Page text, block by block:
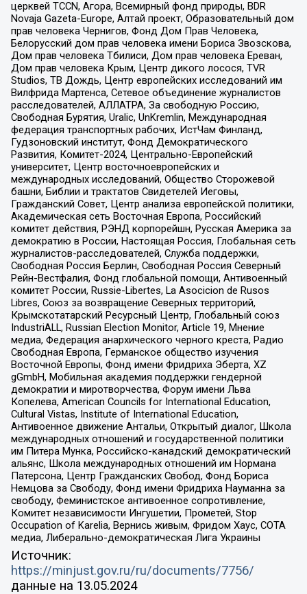
церквей TCCN, Агора, Всемирный фонд природы, BDR
Novaja Gazeta-Europe, Алтай проект, Образовательный дом
прав человека Чернигов, Фонд Дом Прав Человека,
Белорусский дом прав человека имени Бориса Звозскова,
Дом прав человека Тбилиси, Дом прав человека Ереван,
Дом прав человека Крым, Центр дикого лосося, TVR
Studios, ТВ Дождь, Центр европейских исследований им
Вилфрида Мартенса, Сетевое объединение журналистов
расследователей, АЛЛАТРА, За свободную Россию,
Свободная Бурятия, Uralic, UnKremlin, Международная
федерация транспортных рабочих, ИстЧам Финланд,
Гудзоновский институт, Фонд Демократического
Развития, Комитет-2024, Центрально-Европейский
университет, Центр восточноевропейских и
международных исследований, Общество Сторожевой
башни, Библии и трактатов Свидетелей Иеговы,
Гражданский Совет, Центр анализа европейской политики,
Академическая сеть Восточная Европа, Российский
комитет действия, РЭНД корпорейшн, Русская Америка за
демократию в России, Настоящая Россия, Глобальная сеть
журналистов-расследователей, Служба поддержки,
Свободная Россия Берлин, Свободная Россия Северный
Рейн-Вестфалия, Фонд глобальной помощи, Антивоенный
комитет России, Russie-Libertes, La Asocicion de Rusos
Libres, Союз за возвращение Северных территорий,
Крымскотатарский Ресурсный Центр, Глобальный союз
IndustriALL, Russian Election Monitor, Article 19, Мнение
медиа, Федерация анархического черного креста, Радио
Свободная Европа, Германское общество изучения
Восточной Европы, Фонд имени Фридриха Эберта, XZ
gGmbH, Мобильная академия поддержки гендерной
демократии и миротворчества, Форум имени Льва
Копелева, American Councils for International Education,
Cultural Vistas, Institute of International Education,
Антивоенное движение Антальи, Открытый диалог, Школа
международных отношений и государственной политики
им Питера Мунка, Российско-канадский демократический
альянс, Школа международных отношений им Нормана
Патерсона, Центр Гражданских Свобод, Фонд Бориса
Немцова за Свободу, Фонд имени Фридриха Науманна за
свободу, Феминистское антивоенное сопротивление,
Комитет независимости Ингушетии, Прометей, Stop
Occupation of Karelia, Вернись живым, Фридом Хаус, СОТА
медиа, Либерально-демократическая Лига Украины
Источник:
https://minjust.gov.ru/ru/documents/7756/
данные на 13.05.2024